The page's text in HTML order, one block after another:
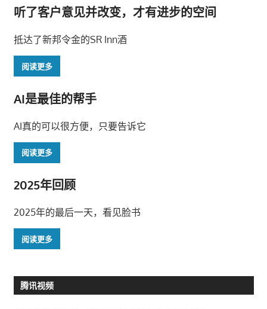
听了客户意见并改变，才有进步的空间
抵达了新邦令金的SR Inn酒
阅读更多
AI是最佳的帮手
AI真的可以很方便，只要告诉它
阅读更多
2025年回顾
2025年的最后一天，看见脸书
阅读更多
腾讯视频